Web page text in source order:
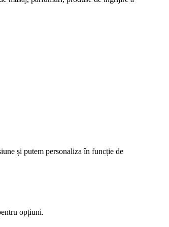
și putem personaliza în funcție de
opțiuni.